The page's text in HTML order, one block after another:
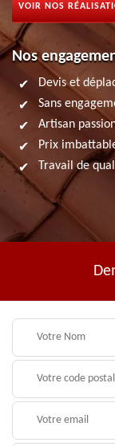
VOIR NOS
Nos
Devis et
Sans
Artisan
Prix
Travail de